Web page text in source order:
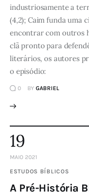
industriosamente a
(4,2); Caim funda uma
encontrar com outros
clã pronto para
literários, os autores
o episódio:
0 BY GABRIEL
19
MAIO 2021
ESTUDOS BÍBLICOS
A Pré-História